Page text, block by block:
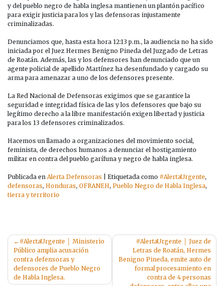
y del pueblo negro de habla inglesa mantienen un plantón pacífico
para exigir justicia para los y las defensoras injustamente
criminalizadas.
Denunciamos que, hasta esta hora 12:13 p.m., la audiencia no ha sido
iniciada por el Juez Hermes Benigno Pineda del Juzgado de Letras
de Roatán. Además, las y los defensores han denunciado que un
agente policial de apellido Martínez ha desenfundado y cargado su
arma para amenazar a uno de los defensores presente.
La Red Nacional de Defensoras exigimos que se garantice la
seguridad e integridad física de las y los defensores que bajo su
legítimo derecho a la libre manifestación exigen libertad y justicia
para los 13 defensores criminalizados.
Hacemos un llamado a organizaciones del movimiento social,
feminista, de derechos humanos a denunciar el hostigamiento
militar en contra del pueblo garífuna y negro de habla inglesa.
Publicada en Alerta Defensoras Etiquetada como #AlertaUrgente,
defensoras, Honduras, OFRANEH, Pueblo Negro de Habla Inglesa,
tierra y territorio
Navegación
de
entradas
#AlertaUrgente │ Ministerio
Público amplia acusación
contra defensoras y
defensores de Pueblo Negro
de Habla Inglesa.
#AlertaUrgente │ Juez de
Letras de Roatán, Hermes
Benigno Pineda, emite auto de
formal procesamiento en
contra de 4 personas